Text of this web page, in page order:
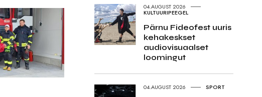
04.AUGUST 2026
KULTUURIPEEGEL
Pärnu Fideofest uuris
kehakeskset
audiovisuaalset
loomingut
04.AUGUST 2026 SPORT